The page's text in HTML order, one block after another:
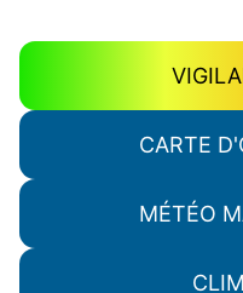
CARTE
MÉTÉO